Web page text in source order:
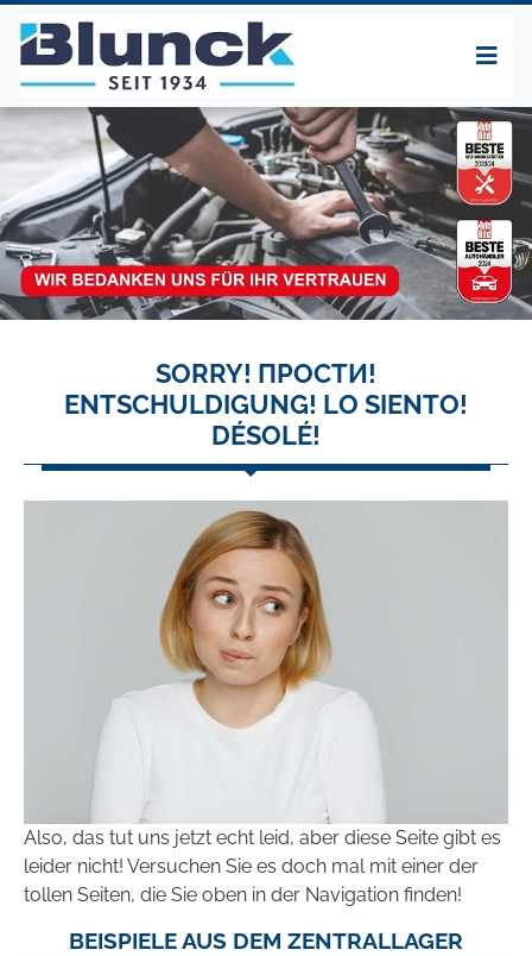
SORRY! ПРОСТИ!
ENTSCHULDIGUNG! LO SIENTO!
DÉSOLÉ!
Also, das tut uns jetzt echt leid, aber diese Seite gibt es
leider nicht! Versuchen Sie es doch mal mit einer der
tollen Seiten, die Sie oben in der Navigation finden!
BEISPIELE AUS DEM ZENTRALLAGER